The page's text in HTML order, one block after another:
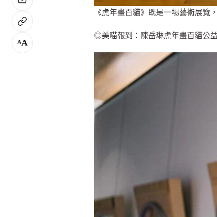
《虎年畫百貓》既是一場藝術展覽
◎美喵報到：陳岳琳虎年畫百貓公
AA